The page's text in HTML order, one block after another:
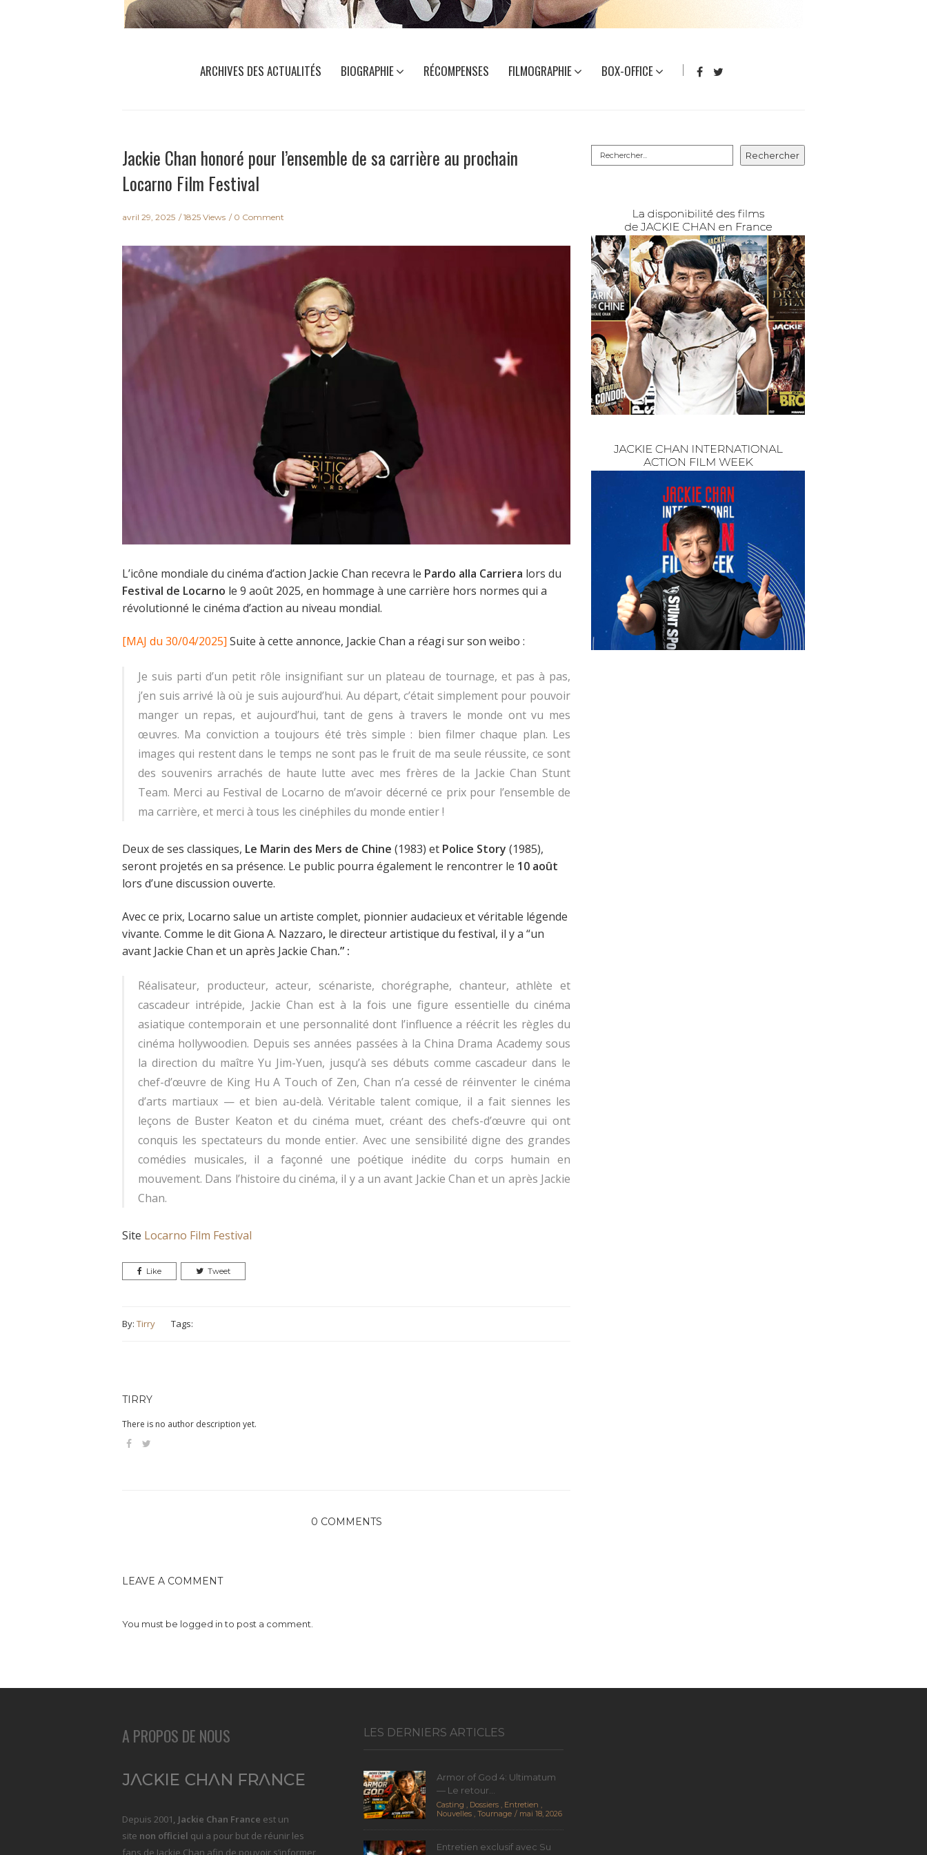
ARCHIVES DES ACTUALITÉS BIOGRAPHIE RÉCOMPENSES FILMOGRAPHIE BOX-OFFICE
Jackie Chan honoré pour l’ensemble de sa carrière au prochain
Locarno Film Festival
avril 29, 2025 1825 Views 0 Comment
L’icône mondiale du cinéma d’action Jackie Chan recevra le Pardo alla Carriera lors du
Festival de Locarno le 9 août 2025, en hommage à une carrière hors normes qui a
révolutionné le cinéma d’action au niveau mondial.
[MAJ du 30/04/2025] Suite à cette annonce, Jackie Chan a réagi sur son weibo :
Je suis parti d’un petit rôle insignifiant sur un plateau de tournage, et pas à pas,
j’en suis arrivé là où je suis aujourd’hui. Au départ, c’était simplement pour pouvoir
manger un repas, et aujourd’hui, tant de gens à travers le monde ont vu mes
œuvres. Ma conviction a toujours été très simple : bien filmer chaque plan. Les
images qui restent dans le temps ne sont pas le fruit de ma seule réussite, ce sont
des souvenirs arrachés de haute lutte avec mes frères de la Jackie Chan Stunt
Team. Merci au Festival de Locarno de m’avoir décerné ce prix pour l’ensemble de
ma carrière, et merci à tous les cinéphiles du monde entier !
Deux de ses classiques, Le Marin des Mers de Chine (1983) et Police Story (1985),
seront projetés en sa présence. Le public pourra également le rencontrer le 10 août
lors d’une discussion ouverte.
Avec ce prix, Locarno salue un artiste complet, pionnier audacieux et véritable légende
vivante. Comme le dit Giona A. Nazzaro, le directeur artistique du festival, il y a “un
avant Jackie Chan et un après Jackie Chan.” :
Réalisateur, producteur, acteur, scénariste, chorégraphe, chanteur, athlète et
cascadeur intrépide, Jackie Chan est à la fois une figure essentielle du cinéma
asiatique contemporain et une personnalité dont l’influence a réécrit les règles du
cinéma hollywoodien. Depuis ses années passées à la China Drama Academy sous
la direction du maître Yu Jim-Yuen, jusqu’à ses débuts comme cascadeur dans le
chef-d’œuvre de King HuA Touch of Zen, Chan n’a cessé de réinventer le cinéma
d’arts martiaux — et bien au-delà. Véritable talent comique, il a fait siennes les
leçons de Buster Keaton et du cinéma muet, créant des chefs-d’œuvre qui ont
conquis les spectateurs du monde entier. Avec une sensibilité digne des grandes
comédies musicales, il a façonné une poétique inédite du corps humain en
mouvement. Dans l’histoire du cinéma, il y a un avant Jackie Chan et un après Jackie
Chan.
Site Locarno Film Festival
Like Tweet
By: Tirry Tags:
TIRRY
There is no author description yet.
0 COMMENTS
LEAVE A COMMENT
You must be logged into post a comment.
Rechercher
Rechercher
A PROPOS DE NOUS
Depuis 2001, Jackie Chan France est un
site non officiel qui a pour but de réunir les
fans de Jackie Chan afin de pouvoir s’informer
LES DERNIERS ARTICLES
Armor of God 4: Ultimatum
— Le retour...
Casting , Dossiers , Entretien ,
Nouvelles , Tournage mai 18, 2026
Entretien exclusif avec Su